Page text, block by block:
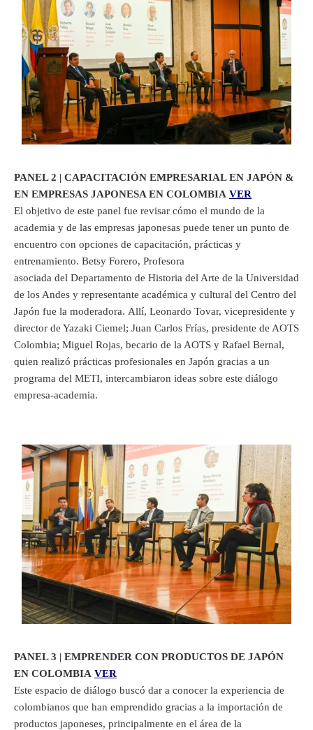
PANEL 2 | CAPACITACIÓN EMPRESARIAL EN JAPÓN &
EN EMPRESAS JAPONESA EN COLOMBIA VER
El objetivo de este panel fue revisar cómo el mundo de la
academia y de las empresas japonesas puede tener un punto de
encuentro con opciones de capacitación, prácticas y
entrenamiento. Betsy Forero, Profesora
asociada del Departamento de Historia del Arte de la Universidad
de los Andes y representante académica y cultural del Centro del
Japón fue la moderadora. Allí, Leonardo Tovar, vicepresidente y
director de Yazaki Ciemel; Juan Carlos Frías, presidente de AOTS
Colombia; Miguel Rojas, becario de la AOTS y Rafael Bernal,
quien realizó prácticas profesionales en Japón gracias a un
programa del METI, intercambiaron ideas sobre este diálogo
empresa-academia.
PANEL 3 | EMPRENDER CON PRODUCTOS DE JAPÓN
EN COLOMBIA VER
Este espacio de diálogo buscó dar a conocer la experiencia de
colombianos que han emprendido gracias a la importación de
productos japoneses, principalmente en el área de la